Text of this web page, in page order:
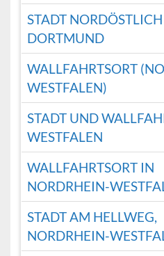
STADT
DORTMUND
WALLFAHRTSORT
WESTFALEN)
STADT UND
WESTFALEN
WALLFAHRTSORT IN
NORDRHEIN-
STADT AM HELLWEG,
NORDRHEIN-